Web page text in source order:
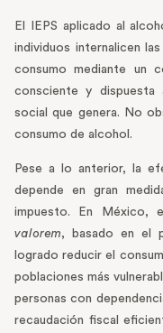
El IEPS aplicado al
individuos internalicen
consumo mediante un
consciente y
social que genera. No
consumo de alcohol.
Pese a lo anterior, la
depende en gran
impuesto. En México,
valorem, basado en el
logrado reducir el
poblaciones más
personas con
recaudación fiscal